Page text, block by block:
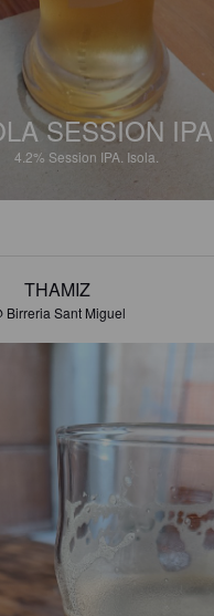
SESSION IPA
4.2% Session IPA. Isola.
THAMIZ
Birreria Sant Miguel